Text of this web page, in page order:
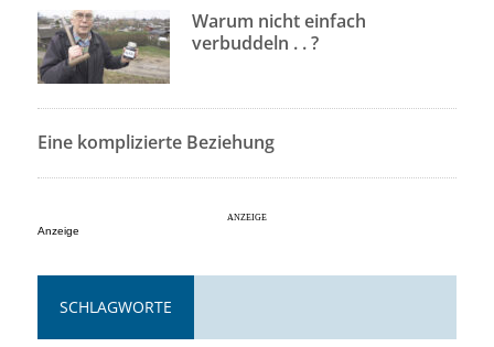
Warum nicht einfach
verbuddeln . . ?
Eine komplizierte Beziehung
Anzeige
SCHLAGWORTE